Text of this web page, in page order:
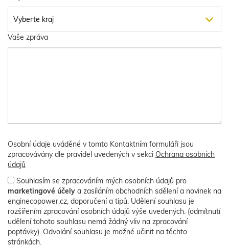
Vaše zpráva
Osobní údaje uváděné v tomto Kontaktním formuláři jsou
zpracovávány dle pravidel uvedených v sekci Ochrana osobních
údajů
Souhlasím se zpracováním mých osobních údajů pro
marketingové účely a zasíláním obchodních sdělení a novinek na
enginecopower.cz, doporučení a tipů. Udělení souhlasu je
rozšířením zpracování osobních údajů výše uvedených. (odmítnutí
udělení tohoto souhlasu nemá žádný vliv na zpracování
poptávky). Odvolání souhlasu je možné učinit na těchto
stránkách.